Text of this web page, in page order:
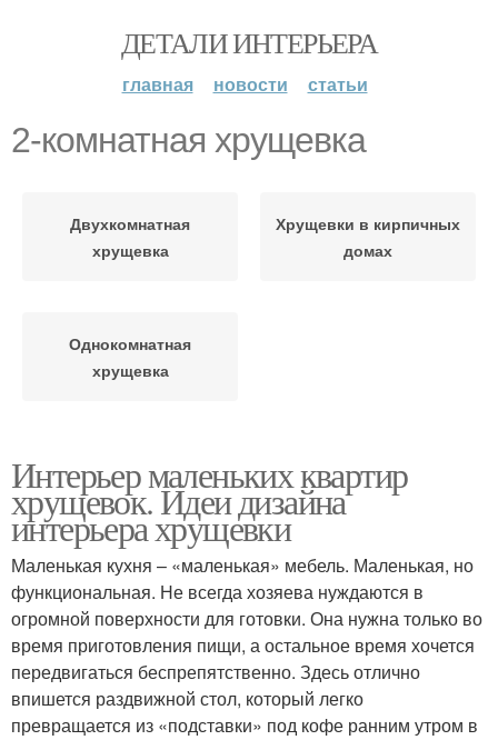
ДЕТАЛИ ИНТЕРЬЕРА
главная новости статьи
2-комнатная хрущевка
Двухкомнатная
хрущевка
Хрущевки в кирпичных
домах
Однокомнатная
хрущевка
Интерьер маленьких квартир
хрущевок. Идеи дизайна
интерьера хрущевки
Маленькая кухня – «маленькая» мебель. Маленькая, но
функциональная. Не всегда хозяева нуждаются в
огромной поверхности для готовки. Она нужна только во
время приготовления пищи, а остальное время хочется
передвигаться беспрепятственно. Здесь отлично
впишется раздвижной стол, который легко
превращается из «подставки» под кофе ранним утром в